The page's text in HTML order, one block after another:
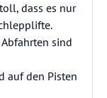
dass es nur
sind
auf den Pisten